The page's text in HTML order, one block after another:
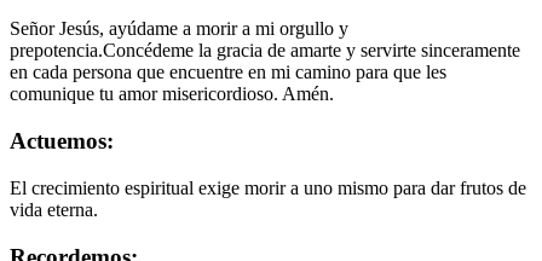
Señor Jesús, ayúdame a morir a mi orgullo y
prepotencia.Concédeme la gracia de amarte y servirte sinceramente
en cada persona que encuentre en mi camino para que les
comunique tu amor misericordioso. Amén.
Actuemos:
El crecimiento espiritual exige morir a uno mismo para dar frutos de
vida eterna.